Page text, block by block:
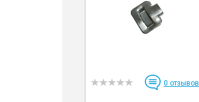
0 отзывов